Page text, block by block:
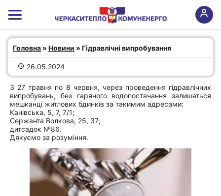
Гідравлічні випробування
Головна » Новини » Гідравлічні випробування
26.05.2024
З 27 травня по 8 червня, через проведення гідравлічних
випробувань, без гарячого водопостачання залишаться
мешканці житлових бдинків за такимим адресами:
Канівська, 5, 7, 7/1;
Сержанта Волкова, 25, 37;
дитсадок №86.
Дякуємо за розуміння.